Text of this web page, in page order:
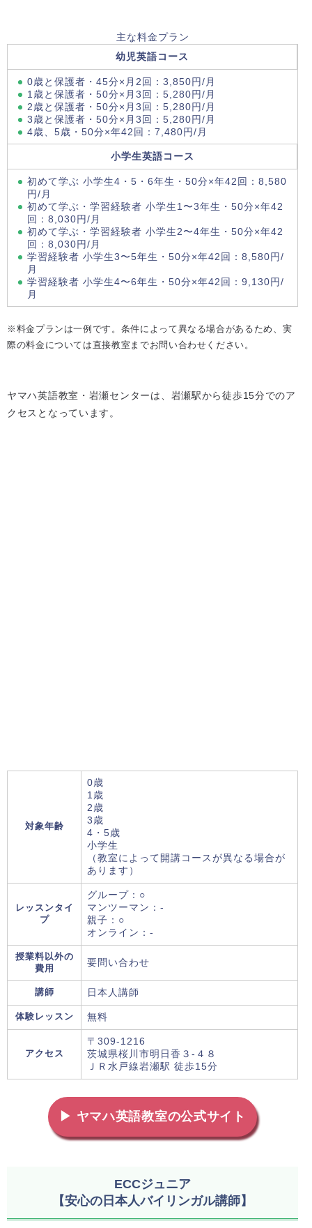
主な料金プラン
幼児英語コース
0歳と保護者・45分×月2回：3,850円/月
1歳と保護者・50分×月3回：5,280円/月
2歳と保護者・50分×月3回：5,280円/月
3歳と保護者・50分×月3回：5,280円/月
4歳、5歳・50分×年42回：7,480円/月
小学生英語コース
初めて学ぶ 小学生4・5・6年生・50分×年42回：8,580
円/月
初めて学ぶ・学習経験者 小学生1〜3年生・50分×年42
回：8,030円/月
初めて学ぶ・学習経験者 小学生2〜4年生・50分×年42
回：8,030円/月
学習経験者 小学生3〜5年生・50分×年42回：8,580円/
月
学習経験者 小学生4〜6年生・50分×年42回：9,130円/
月
※料金プランは一例です。条件によって異なる場合があるため、実
際の料金については直接教室までお問い合わせください。
ヤマハ英語教室・岩瀬センターは、岩瀬駅から徒歩15分でのア
クセスとなっています。
対象年齢
0歳
1歳
2歳
3歳
4・5歳
小学生
（教室によって開講コースが異なる場合が
あります）
レッスンタイ
プ
グループ：○
マンツーマン：-
親子：○
オンライン：-
授業料以外の
費用
要問い合わせ
講師 日本人講師
体験レッスン 無料
アクセス
〒309-1216
茨城県桜川市明日香３-４８
ＪＲ水戸線岩瀬駅 徒歩15分
▶ ヤマハ英語教室の公式サイト
ECCジュニア
【安心の日本人バイリンガル講師】